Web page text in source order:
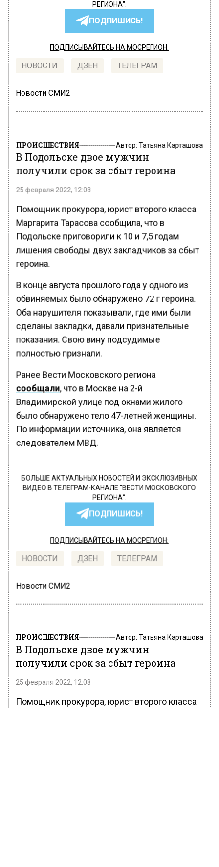
РЕГИОНА".
ПОДПИШИСЬ!
ПОДПИСЫВАЙТЕСЬ НА МОСРЕГИОН:
НОВОСТИ ДЗЕН ТЕЛЕГРАМ
Новости СМИ2
ПРОИСШЕСТВИЯ Автор: Татьяна Карташова
В Подольске двое мужчин
получили срок за сбыт героина
25 февраля 2022, 12:08
Помощник прокурора, юрист второго класса
Маргарита Тарасова сообщила, что в
Подольске приговорили к 10 и 7,5 годам
лишения свободы двух закладчиков за сбыт
героина.
В конце августа прошлого года у одного из
обвиняемых было обнаружено 72 г героина.
Оба нарушителя показывали, где ими были
сделаны закладки, давали признательные
показания. Свою вину подсудимые
полностью признали.
Ранее Вести Московского региона
сообщали, что в Москве на 2-й
Владимирской улице под окнами жилого
было обнаружено тело 47-летней женщины.
По информации источника, она является
следователем МВД.
БОЛЬШЕ АКТУАЛЬНЫХ НОВОСТЕЙ И ЭКСКЛЮЗИВНЫХ
ВИДЕО В ТЕЛЕГРАМ-КАНАЛЕ "ВЕСТИ МОСКОВСКОГО
РЕГИОНА".
ПОДПИШИСЬ!
ПОДПИСЫВАЙТЕСЬ НА МОСРЕГИОН:
НОВОСТИ ДЗЕН ТЕЛЕГРАМ
Новости СМИ2
ПРОИСШЕСТВИЯ Автор: Татьяна Карташова
В Подольске двое мужчин
получили срок за сбыт героина
25 февраля 2022, 12:08
Помощник прокурора, юрист второго класса